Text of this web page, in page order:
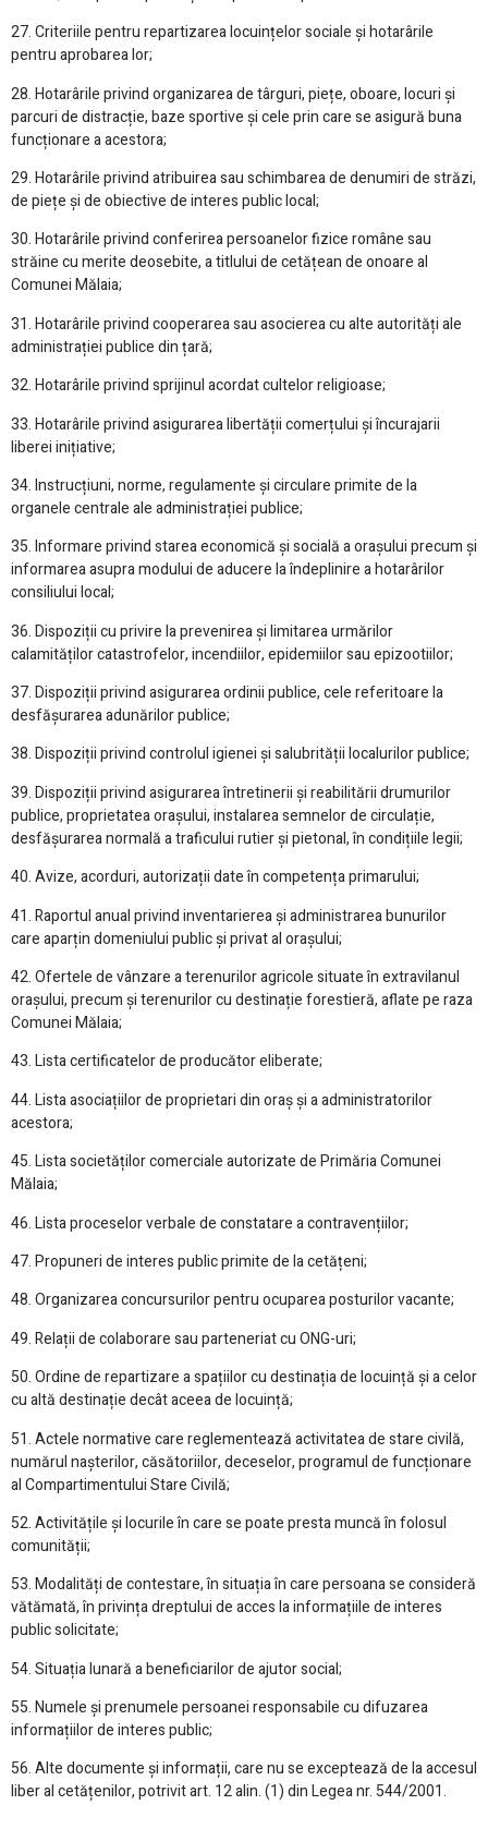
27. Criteriile pentru repartizarea locuințelor sociale și hotarârile
pentru aprobarea lor;
28. Hotarârile privind organizarea de târguri, piețe, oboare, locuri și
parcuri de distracție, baze sportive și cele prin care se asigură buna
funcționare a acestora;
29. Hotarârile privind atribuirea sau schimbarea de denumiri de străzi,
de piețe și de obiective de interes public local;
30. Hotarârile privind conferirea persoanelor fizice române sau
străine cu merite deosebite, a titlului de cetățean de onoare al
Comunei Mălaia;
31. Hotarârile privind cooperarea sau asocierea cu alte autorități ale
administrației publice din țară;
32. Hotarârile privind sprijinul acordat cultelor religioase;
33. Hotarârile privind asigurarea libertății comerțului și încurajarii
liberei inițiative;
34. Instrucțiuni, norme, regulamente și circulare primite de la
organele centrale ale administrației publice;
35. Informare privind starea economică și socială a orașului precum și
informarea asupra modului de aducere la îndeplinire a hotarârilor
consiliului local;
36. Dispoziții cu privire la prevenirea și limitarea urmărilor
calamităților catastrofelor, incendiilor, epidemiilor sau epizootiilor;
37. Dispoziții privind asigurarea ordinii publice, cele referitoare la
desfășurarea adunărilor publice;
38. Dispoziții privind controlul igienei și salubrității localurilor publice;
39. Dispoziții privind asigurarea întretinerii și reabilitării drumurilor
publice, proprietatea orașului, instalarea semnelor de circulație,
desfășurarea normală a traficului rutier și pietonal, în condițiile legii;
40. Avize, acorduri, autorizații date în competența primarului;
41. Raportul anual privind inventarierea și administrarea bunurilor
care aparțin domeniului public și privat al orașului;
42. Ofertele de vânzare a terenurilor agricole situate în extravilanul
orașului, precum și terenurilor cu destinație forestieră, aflate pe raza
Comunei Mălaia;
43. Lista certificatelor de producător eliberate;
44. Lista asociațiilor de proprietari din oraș și a administratorilor
acestora;
45. Lista societăților comerciale autorizate de Primăria Comunei
Mălaia;
46. Lista proceselor verbale de constatare a contravențiilor;
47. Propuneri de interes public primite de la cetățeni;
48. Organizarea concursurilor pentru ocuparea posturilor vacante;
49. Relații de colaborare sau parteneriat cu ONG-uri;
50. Ordine de repartizare a spațiilor cu destinația de locuință și a celor
cu altă destinație decât aceea de locuință;
51. Actele normative care reglementează activitatea de stare civilă,
numărul nașterilor, căsătoriilor, deceselor, programul de funcționare
al Compartimentului Stare Civilă;
52. Activitățile și locurile în care se poate presta muncă în folosul
comunității;
53. Modalități de contestare, în situația în care persoana se consideră
vătămată, în privința dreptului de acces la informațiile de interes
public solicitate;
54. Situația lunară a beneficiarilor de ajutor social;
55. Numele și prenumele persoanei responsabile cu difuzarea
informațiilor de interes public;
56. Alte documente și informații, care nu se exceptează de la accesul
liber al cetățenilor, potrivit art. 12 alin. (1) din Legea nr. 544/2001.